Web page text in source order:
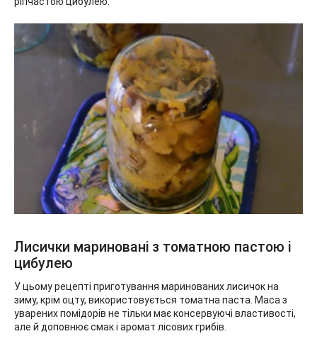
Лисички мариновані з томатною пастою і
цибулею
У цьому рецепті приготування маринованих лисичок на
зиму, крім оцту, використовується томатна паста. Маса з
уварених помідорів не тільки має консервуючі властивості,
але й доповнює смак і аромат лісових грибів.